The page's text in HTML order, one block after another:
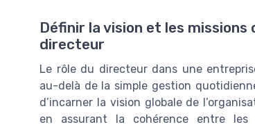
Définir la vision et les missions
directeur
Le rôle du directeur dans une
au-delà de la simple gestion
d’incarner la vision globale de
en assurant la cohérence entre les